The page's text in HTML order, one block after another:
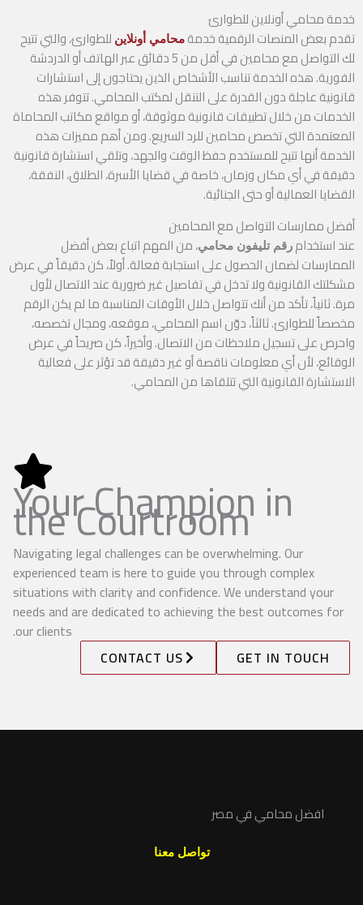
خدمة محامي أونلاين للطوارئ
تقدم بعض المنصات الرقمية خدمة محامي أونلاين للطوارئ، والتي تتيح
لك التواصل مع محامين في أقل من 5 دقائق عبر الهاتف أو الدردشة
الفورية. هذه الخدمة تناسب الأشخاص الذين يحتاجون إلى استشارات
قانونية عاجلة دون القدرة على التنقل لمكتب المحامي. تتوفر هذه
الخدمات من خلال تطبيقات قانونية موثوقة، أو مواقع مكاتب المحاماة
المعتمدة التي تخصص محامين للرد السريع. ومن أهم مميزات هذه
الخدمة أنها تتيح للمستخدم حفظ الوقت والجهد، وتلقي استشارة قانونية
دقيقة في أي مكان وزمان، خاصة في قضايا الأسرة، الطلاق، النفقة،
القضايا العمالية أو حتى الجنائية.
أفضل ممارسات التواصل مع المحامين
عند استخدام رقم تليفون محامي، من المهم اتباع بعض أفضل
الممارسات لضمان الحصول على استجابة فعالة. أولاً، كن دقيقاً في عرض
مشكلتك القانونية ولا تدخل في تفاصيل غير ضرورية عند الاتصال لأول
مرة. ثانياً، تأكد من أنك تتواصل خلال الأوقات المناسبة ما لم يكن الرقم
مخصصاً للطوارئ. ثالثاً، دوّن اسم المحامي، موقعه، ومجال تخصصه،
واحرص على تسجيل ملاحظات من الاتصال. وأخيراً، كن صريحاً في عرض
الوقائع، لأن أي معلومات ناقصة أو غير دقيقة قد تؤثر على فعالية
الاستشارة القانونية التي تتلقاها من المحامي.
Your Champion in
the Courtroom
Navigating legal challenges can be overwhelming. Our
experienced team is here to guide you through complex
situations with clarity and confidence. We understand your
needs and are dedicated to achieving the best outcomes for
our clients.
GET IN TOUCH
CONTACT US
افضل محامي في مصر
تواصل معنا